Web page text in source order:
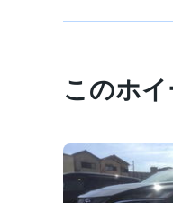
このホ